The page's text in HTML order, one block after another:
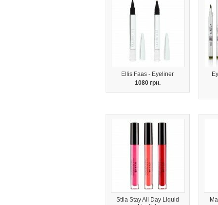
Ellis Faas - Eyeliner
1080 грн.
Stila Stay All Day Liquid